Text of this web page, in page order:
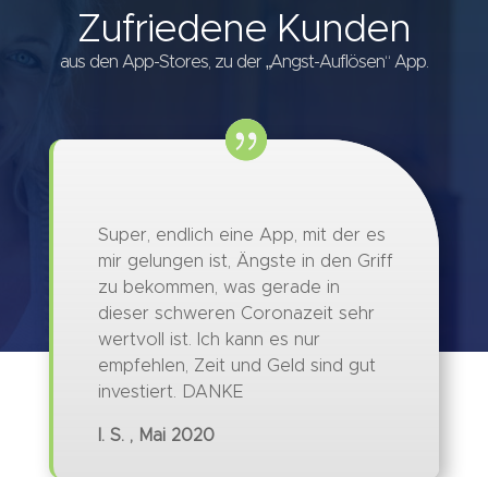
Zufriedene Kunden
aus den App-Stores, zu der „Angst-Auflösen“ App.
Super, endlich eine App, mit der es
mir gelungen ist, Ängste in den Griff
zu bekommen, was gerade in
dieser schweren Coronazeit sehr
wertvoll ist. Ich kann es nur
empfehlen, Zeit und Geld sind gut
investiert. DANKE
I. S. , Mai 2020